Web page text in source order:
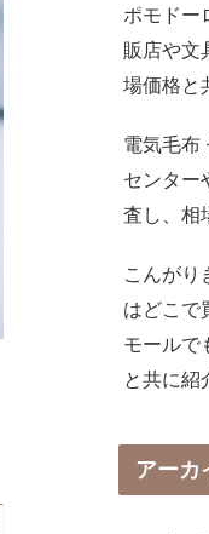
ポモドー
販店や文
場価格と
電気毛布
センター
査し、相
こんがり
はどこで
モールで
と共に紹
アーカ